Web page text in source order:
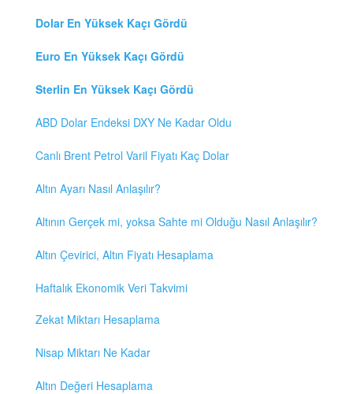
Dolar En Yüksek Kaçı Gördü
Euro En Yüksek Kaçı Gördü
Sterlin En Yüksek Kaçı Gördü
ABD Dolar Endeksi DXY Ne Kadar Oldu
Canlı Brent Petrol Varil Fiyatı Kaç Dolar
Altın Ayarı Nasıl Anlaşılır?
Altının Gerçek mi, yoksa Sahte mi Olduğu Nasıl Anlaşılır?
Altın Çevirici, Altın Fiyatı Hesaplama
Haftalık Ekonomik Veri Takvimi
Zekat Miktarı Hesaplama
Nisap Miktarı Ne Kadar
Altın Değeri Hesaplama